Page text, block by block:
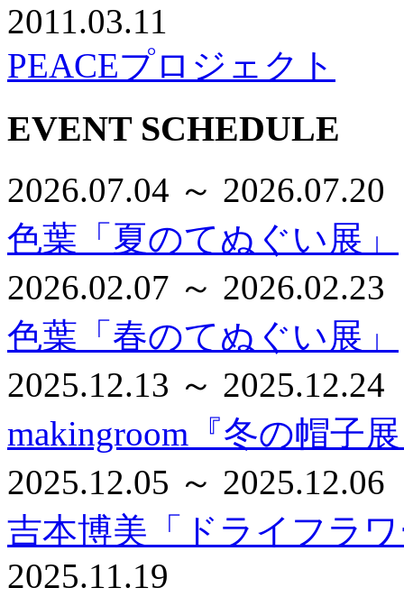
2011.03.11
PEACEプロジェクト
EVENT SCHEDULE
2026.07.04 ～ 2026.07.20
色葉「夏のてぬぐい展」
2026.02.07 ～ 2026.02.23
色葉「春のてぬぐい展」
2025.12.13 ～ 2025.12.24
makingroom『冬の帽子
2025.12.05 ～ 2025.12.06
吉本博美「ドライフラ
2025.11.19